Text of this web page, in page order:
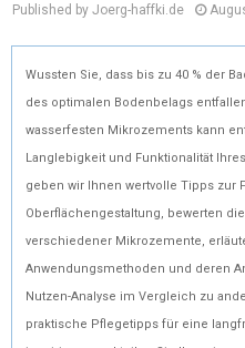
Published by Joerg-haffki.de
Wussten Sie, dass bis zu 40 % der
des optimalen Bodenbelags
wasserfesten Mikrozements kann
Langlebigkeit und Funktionalität
geben wir Ihnen wertvolle Tipps zur
Oberflächengestaltung, bewerten
verschiedener Mikrozemente,
Anwendungsmethoden und deren
Nutzen-Analyse im Vergleich zu
praktische Pflegetipps für eine